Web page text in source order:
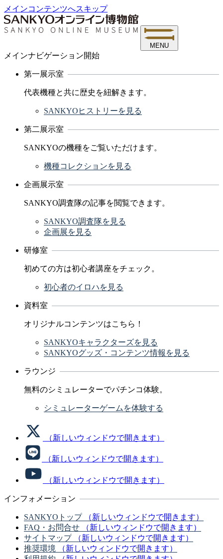
メインコンテンツへスキップ
MENU
メインナビゲーション開始
第一展示室
代表機種と共に歴史を紐解きます。
SANKYOヒストリーを見る
第二展示室
SANKYOの機種をご覧いただけます。
機種コレクションを見る
企画展示室
SANKYO調査隊の記事を閲覧できます。
SANKYO調査隊を見る
企画展を見る
研修室
初めての方は初心者講座をチェック。
初心者のイロハを見る
資料室
オリジナルコンテンツはこちら！
SANKYOキャラクターズを見る
SANKYOグッズ・コンテンツ情報を見る
ラウンジ
無料のシミュレーターでパチンコ体験。
シミュレーターゲームを体験する
（新しいウィンドウで開きます）
（新しいウィンドウで開きます）
（新しいウィンドウで開きます）
インフォメーション
SANKYOトップ
（新しいウィンドウで開きます）
FAQ・お問合せ
（新しいウィンドウで開きます）
サイトマップ
（新しいウィンドウで開きます）
推奨環境
（新しいウィンドウで開きます）